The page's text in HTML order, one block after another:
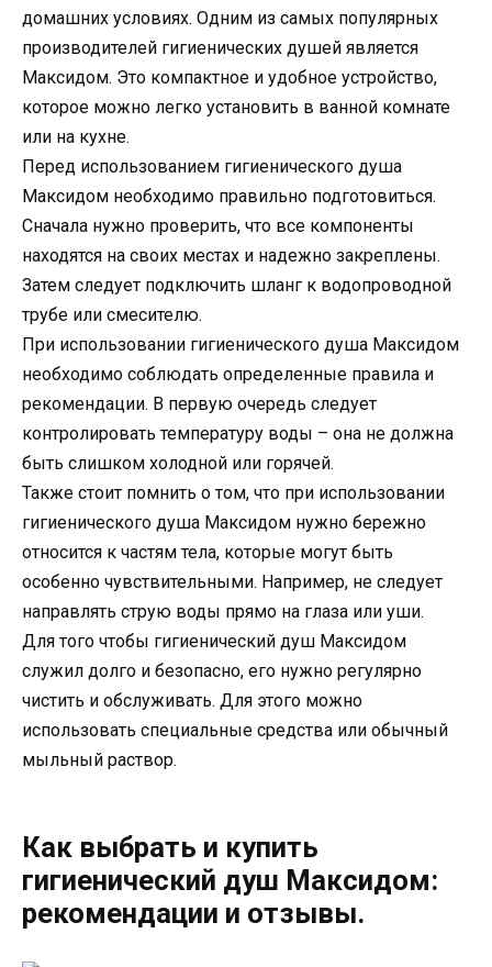
домашних условиях. Одним из самых популярных
производителей гигиенических душей является
Максидом. Это компактное и удобное устройство,
которое можно легко установить в ванной комнате
или на кухне.
Перед использованием гигиенического душа
Максидом необходимо правильно подготовиться.
Сначала нужно проверить, что все компоненты
находятся на своих местах и надежно закреплены.
Затем следует подключить шланг к водопроводной
трубе или смесителю.
При использовании гигиенического душа Максидом
необходимо соблюдать определенные правила и
рекомендации. В первую очередь следует
контролировать температуру воды – она не должна
быть слишком холодной или горячей.
Также стоит помнить о том, что при использовании
гигиенического душа Максидом нужно бережно
относится к частям тела, которые могут быть
особенно чувствительными. Например, не следует
направлять струю воды прямо на глаза или уши.
Для того чтобы гигиенический душ Максидом
служил долго и безопасно, его нужно регулярно
чистить и обслуживать. Для этого можно
использовать специальные средства или обычный
мыльный раствор.
Как выбрать и купить
гигиенический душ Максидом:
рекомендации и отзывы.